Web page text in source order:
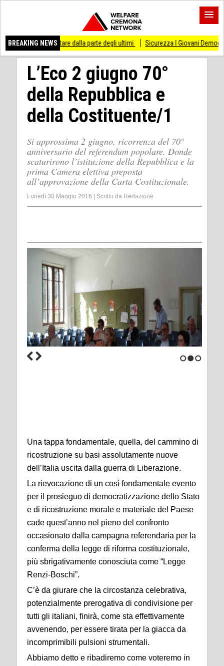
BREAKING NEWS
di stare dalla parte degli ultimi Sicurezza I Giovani Democratici ribattono
L’Eco 2 giugno 70°
della Repubblica e
della Costituente/1
Si approssima 2 giugno, ricorrenza del 70°
anniversario del referendum popolare. Donde
scaturirono l’istituzione della Repubblica e la
prima Camera elettiva preposta
all’approvazione della Carta Costituzionale.
Lunedì 30 Maggio 2016 Scritto da Redazione
Una tappa fondamentale, quella, del cammino di
ricostruzione su basi assolutamente nuove
dell’Italia uscita dalla guerra di Liberazione.
La rievocazione di un così fondamentale evento
per il prosieguo di democratizzazione dello Stato
e di ricostruzione morale e materiale del Paese
cade quest’anno nel pieno del confronto
occasionato dalla campagna referendaria per la
conferma della legge di riforma costituzionale,
più sbrigativamente conosciuta come “Legge
Renzi-Boschi”.
C’è da giurare che la circostanza celebrativa,
potenzialmente prerogativa di condivisione per
tutti gli italiani, finirà, come sta effettivamente
avvenendo, per essere tirata per la giacca da
incomprimibili pulsioni strumentali.
Abbiamo detto e ribadiremo come voteremo in